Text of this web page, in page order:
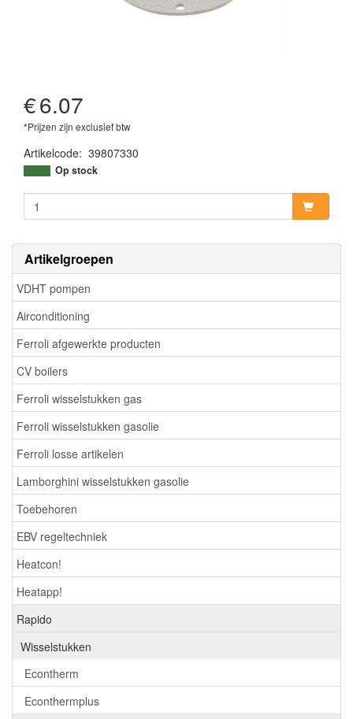
Artikelgroepen
VDHT pompen
Airconditioning
Ferroli afgewerkte producten
CV boilers
Ferroli wisselstukken gas
Ferroli wisselstukken gasolie
Ferroli losse artikelen
Lamborghini wisselstukken gasolie
Toebehoren
EBV regeltechniek
Heatcon!
Heatapp!
Rapido
Wisselstukken
Econtherm
Econthermplus
€6.07
*Prijzen zijn exclusief btw
Artikelcode: 39807330
Op stock